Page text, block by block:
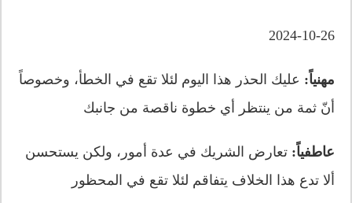
2024-10-26
مهنياً: عليك الحذر هذا اليوم لئلا تقع في الخطأ، وخصوصاً
أنّ ثمة من ينتظر أي خطوة ناقصة من جانبك
عاطفياً: تعارض الشريك في عدة أمور، ولكن يستحسن
ألا تدع هذا الخلاف يتفاقم لئلا تقع في المحظور